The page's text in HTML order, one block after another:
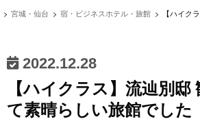
宮城・仙台 宿・ビジネスホテル・旅館 【ハイク
2022.12.28
【ハイクラス】流辿別
て素晴らしい旅館でした